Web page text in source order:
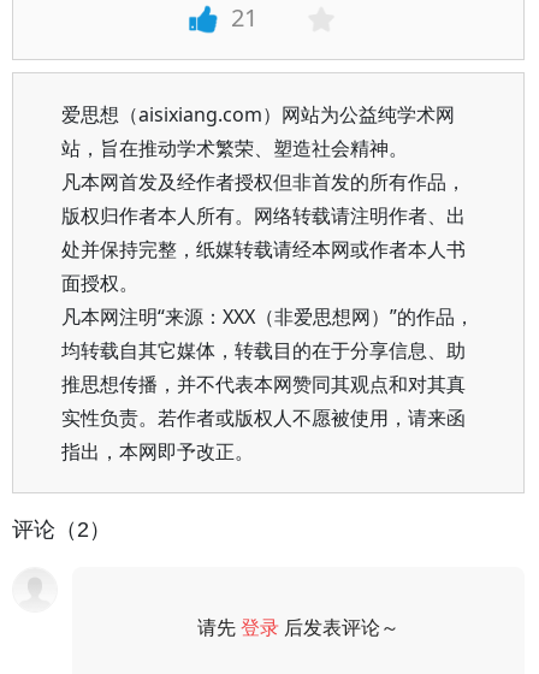
21
爱思想（aisixiang.com）网站为公益纯学术网
站，旨在推动学术繁荣、塑造社会精神。
凡本网首发及经作者授权但非首发的所有作品，
版权归作者本人所有。网络转载请注明作者、出
处并保持完整，纸媒转载请经本网或作者本人书
面授权。
凡本网注明“来源：XXX（非爱思想网）”的作品，
均转载自其它媒体，转载目的在于分享信息、助
推思想传播，并不代表本网赞同其观点和对其真
实性负责。若作者或版权人不愿被使用，请来函
指出，本网即予改正。
评论（2）
请先登录 后发表评论～